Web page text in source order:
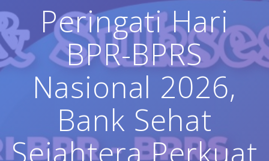
Peringati Hari
BPR-BPRS
Nasional 2026,
Bank Sehat
Sejahtera Perkuat